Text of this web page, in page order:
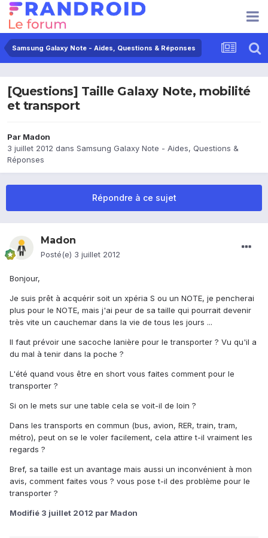
Samsung Galaxy Note - Aides, Questions & Réponses
[Questions] Taille Galaxy Note, mobilité
et transport
Par Madon
3 juillet 2012 dans Samsung Galaxy Note - Aides, Questions &
Réponses
Répondre à ce sujet
Madon
Posté(e) 3 juillet 2012
Bonjour,
Je suis prêt à acquérir soit un xpéria S ou un NOTE, je pencherai
plus pour le NOTE, mais j'ai peur de sa taille qui pourrait devenir
très vite un cauchemar dans la vie de tous les jours ...
Il faut prévoir une sacoche lanière pour le transporter ? Vu qu'il a
du mal à tenir dans la poche ?
L'été quand vous être en short vous faites comment pour le
transporter ?
Si on le mets sur une table cela se voit-il de loin ?
Dans les transports en commun (bus, avion, RER, train, tram,
métro), peut on se le voler facilement, cela attire t-il vraiment les
regards ?
Bref, sa taille est un avantage mais aussi un inconvénient à mon
avis, comment faites vous ? vous pose t-il des problème pour le
transporter ?
Modifié 3 juillet 2012 par Madon